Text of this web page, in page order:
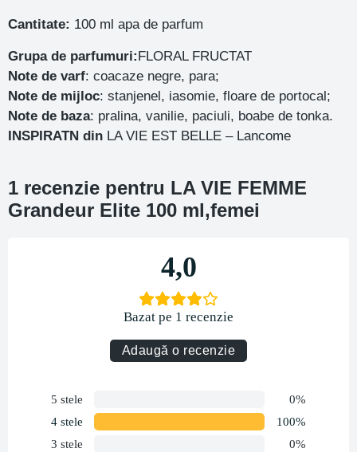
Cantitate: 100 ml apa de parfum
Grupa de parfumuri:FLORAL FRUCTAT
Note de varf: coacaze negre, para;
Note de mijloc: stanjenel, iasomie, floare de portocal;
Note de baza: pralina, vanilie, paciuli, boabe de tonka.
INSPIRATN din LA VIE EST BELLE – Lancome
1 recenzie pentru LA VIE FEMME
Grandeur Elite 100 ml,femei
4,0
Bazat pe 1 recenzie
Adaugă o recenzie
5 stele
0%
4 stele
100%
3 stele
0%